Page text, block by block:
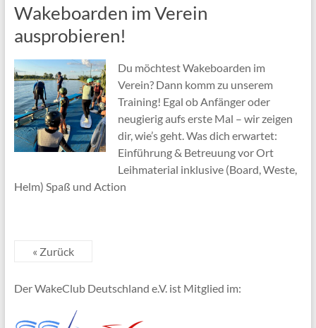
Wakeboarden im Verein
ausprobieren!
Du möchtest Wakeboarden im
Verein? Dann komm zu unserem
Training! Egal ob Anfänger oder
neugierig aufs erste Mal – wir zeigen
dir, wie’s geht. Was dich erwartet:
Einführung & Betreuung vor Ort
Leihmaterial inklusive (Board, Weste,
Helm) Spaß und Action
« Zurück
Der WakeClub Deutschland e.V. ist Mitglied im: